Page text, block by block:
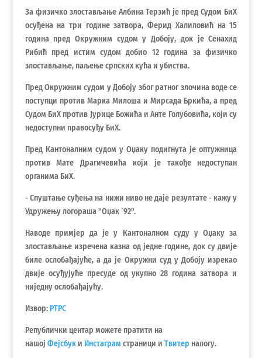
За физичко злостављање Албина Терзић је пред Судом БиХ
осуђена на три године затвора, Ферид Халиловић на 15
година пред Окружним судом у Добоју, док је Сенахид
Рибић пред истим судом добио 12 година за физичко
злостављање, паљење српских кућа и убиства.
Пред Окружним судом у Добоју због ратног злочина воде се
поступци против Марка Милоша и Мирсада Бркића, а пред
Судом БиХ против Јурице Божића и Анте Голубовића, који су
недоступни правосуђу БиХ.
Пред Кантоналним судом у Оџаку подигнута је оптужница
против Мате Драгичевића који је такође недоступан
органима БиХ.
- Спуштање суђења на нижи ниво не даје резултате - кажу у
Удружењу логораша "Оџак `92".
Наводе примјер да је у Кантоналном суду у Оџаку за
злостављање изречена казна од једне године, док су двије
биле ослобађајуће, а да је Окружни суд у Добоју изрекао
двије осуђујуће пресуде од укупно 28 година затвора и
ниједну ослобађајућу.
Извор: РТРС
Републички центар можете пратити на
нашој Фејсбуки Инстаграм страници и Твитер налогу.